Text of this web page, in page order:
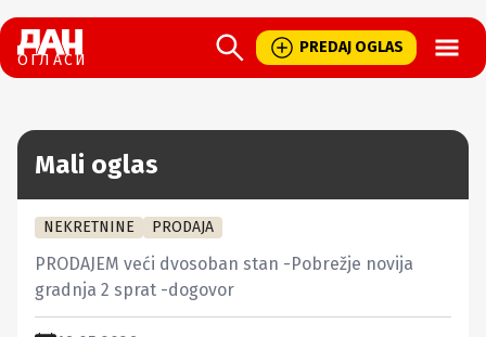
ОГЛАСИ
PREDAJ OGLAS
Mali oglas
NEKRETNINE PRODAJA
PRODAJEM veći dvosoban stan -Pobrežje novija
gradnja 2 sprat -dogovor